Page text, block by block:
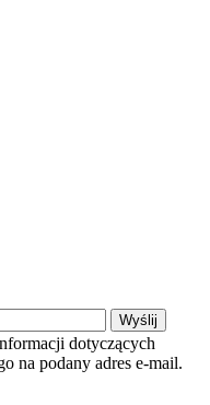
dotyczących
na podany adres e-mail.